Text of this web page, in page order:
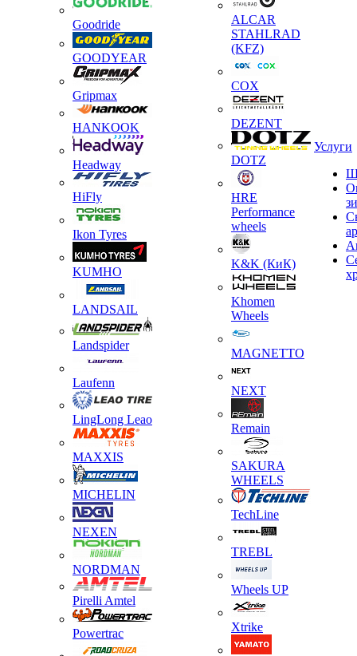
Goodride
GOODYEAR
Gripmax
HANKOOK
Headway
HiFly
Ikon Tyres
KUMHO
LANDSAIL
Landspider
Laufenn
LingLong Leao
MAXXIS
MICHELIN
NEXEN
NORDMAN
Pirelli Amtel
Powertrac
ALCAR
STAHLRAD
(KFZ)
COX
DEZENT
DOTZ
HRE
Performance
wheels
K&K (КиК)
Khomen
Wheels
MAGNETTO
NEXT
Remain
SAKURA
WHEELS
TechLine
TREBL
Wheels UP
Xtrike
Услуги